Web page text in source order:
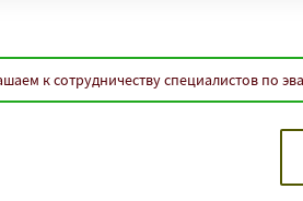
к сотрудничеству специалистов по